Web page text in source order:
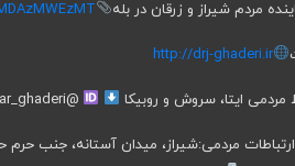
مردم شیراز و زرقان در بله
http://drj-ghaderi.ir
مردمی ایتا، سروش و روبیکا @jafar_ghaderi
مردمی:شیراز، میدان آستانه، جنب